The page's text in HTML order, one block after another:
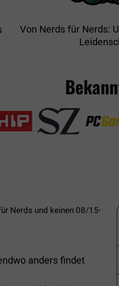
Von Nerds für Nerds:
Nerds und keinen 08/15-
anders findet